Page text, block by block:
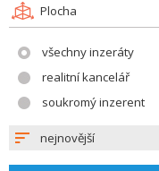
Plocha
všechny inzeráty
realitní kancelář
soukromý inzerent
nejnovější